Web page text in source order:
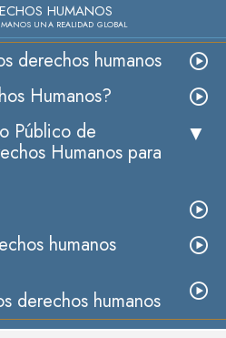
HUMANOS
UNA REALIDAD GLOBAL
derechos humanos
Humanos?
Público de
Humanos para
humanos
derechos humanos